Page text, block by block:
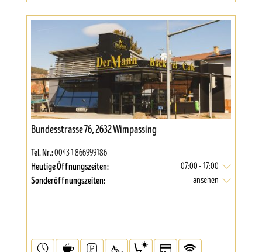
Bundesstrasse 76, 2632 Wimpassing
Tel. Nr.:0043 1 866999186
Heutige Öffnungszeiten: 07:00 - 17:00
Sonderöffnungszeiten: ansehen